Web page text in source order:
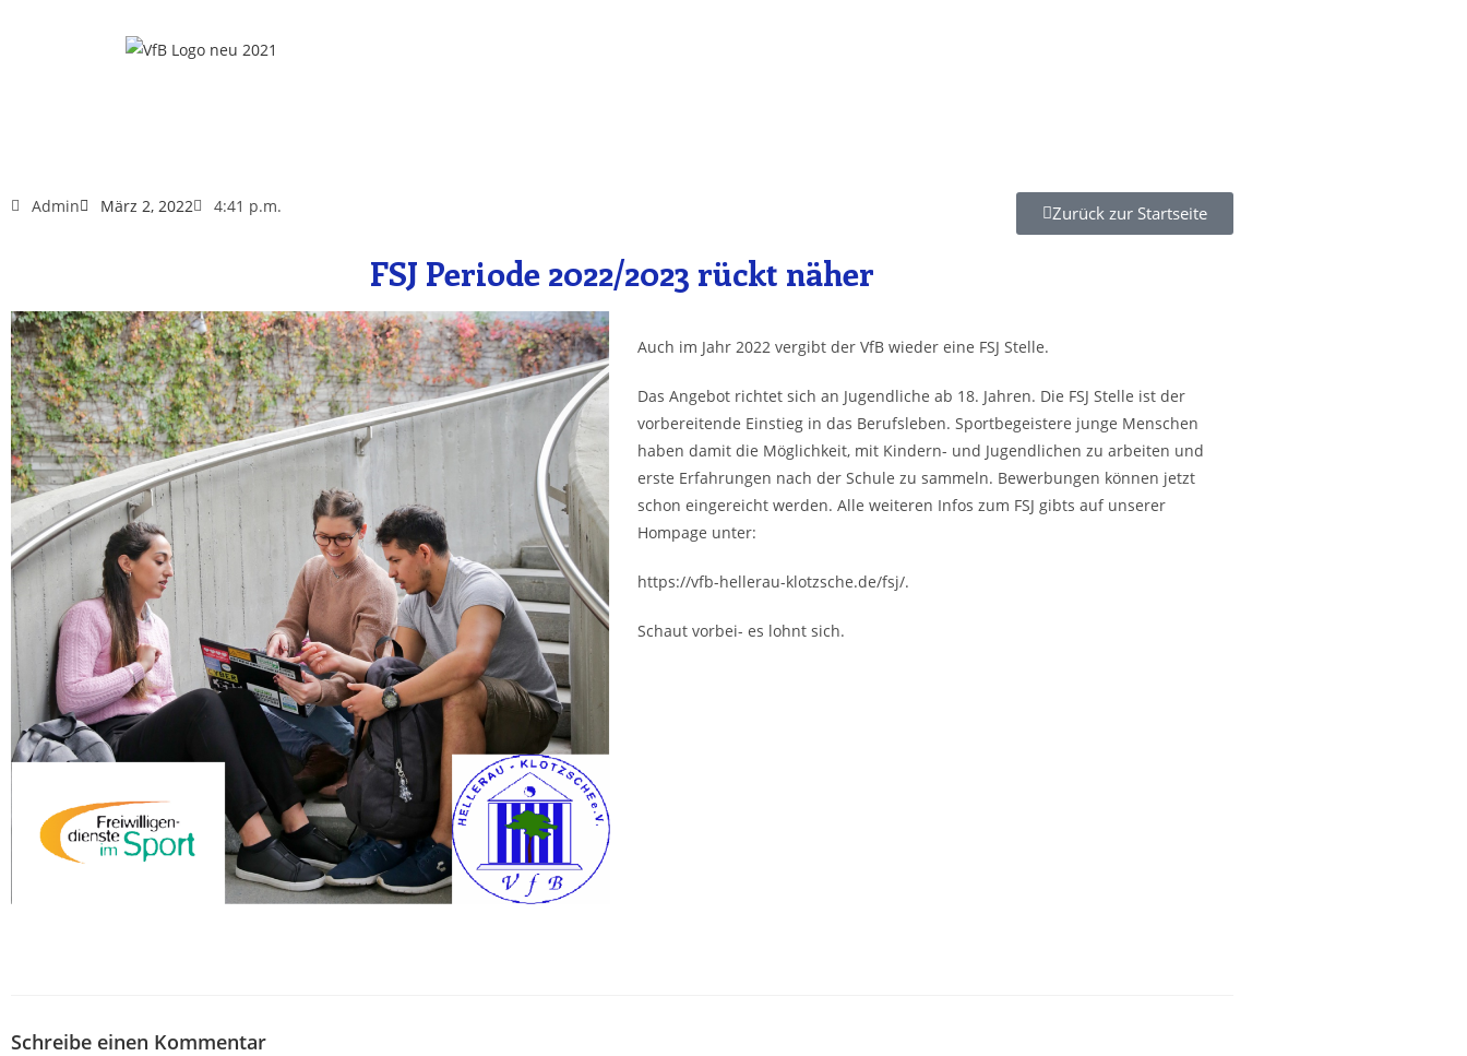
Admin März 2, 2022 4:41 p.m. Zurück zur Startseite
FSJ Periode 2022/2023 rückt näher
Auch im Jahr 2022 vergibt der VfB wieder eine FSJ Stelle.
Das Angebot richtet sich an Jugendliche ab 18. Jahren. Die FSJ Stelle ist der
vorbereitende Einstieg in das Berufsleben. Sportbegeistere junge Menschen
haben damit die Möglichkeit, mit Kindern- und Jugendlichen zu arbeiten und
erste Erfahrungen nach der Schule zu sammeln. Bewerbungen können jetzt
schon eingereicht werden. Alle weiteren Infos zum FSJ gibts auf unserer
Hompage unter:
https://vfb-hellerau-klotzsche.de/fsj/.
Schaut vorbei- es lohnt sich.
Schreibe einen Kommentar